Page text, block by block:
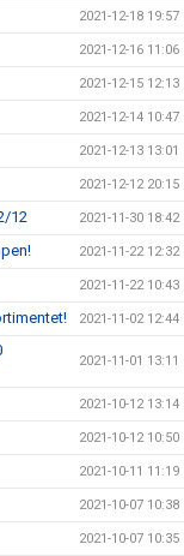
2021-12-18 19:57
2021-12-16 11:06
2021-12-15 12:13
2021-12-14 10:47
2021-12-13 13:01
2021-12-12 20:15
12 2021-11-30 18:42
2021-11-22 12:32
2021-11-22 10:43
2021-11-02 12:44
2021-11-01 13:11
2021-10-12 13:14
2021-10-12 10:50
2021-10-11 11:19
2021-10-07 10:38
2021-10-07 10:35